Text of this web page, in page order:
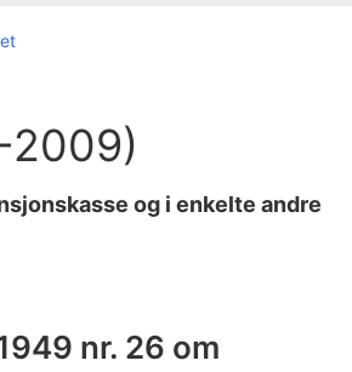
2009)
og i enkelte andre
nr. 26 om